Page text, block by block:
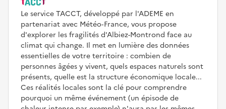
Le service TACCT, développé par l'ADEME en
partenariat avec Météo‑France, vous propose
d'explorer les fragilités d'Albiez-Montrond face au
climat qui change. Il met en lumière des données
essentielles de votre territoire : combien de
personnes âgées y vivent, quels espaces naturels sont
présents, quelle est la structure économique locale...
Ces réalités locales sont la clé pour comprendre
pourquoi un même événement (un épisode de